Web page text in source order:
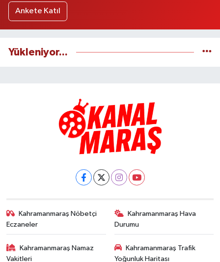
Ankete Katıl
Yükleniyor...
Kahramanmaraş Nöbetçi
Eczaneler
Kahramanmaraş Hava
Durumu
Kahramanmaraş Namaz
Vakitleri
Kahramanmaraş Trafik
Yoğunluk Haritası